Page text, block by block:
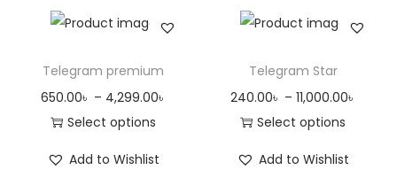
Telegram premium
650.00৳ – 4,299.00৳
Select options
Add to Wishlist
Telegram Star
240.00৳ – 11,000.00৳
Select options
Add to Wishlist